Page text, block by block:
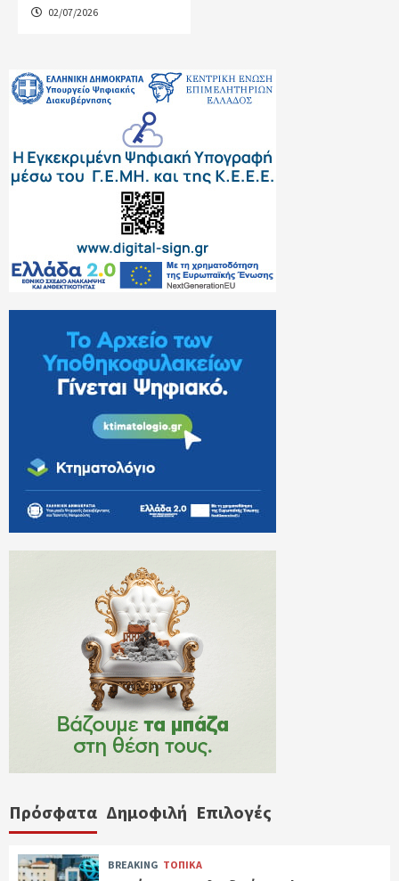
02/07/2026
Πρόσφατα Δημοφιλή Επιλογές
BREAKING ΤΟΠΙΚΑ